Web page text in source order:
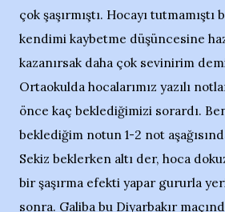
çok şaşırmıştı. Hocayı
kendimi kaybetme düşüncesine
kazanırsak daha çok sevinirim
Ortaokulda hocalarımız yazılı
önce kaç beklediğimizi sorardı.
beklediğim notun 1-2 not
Sekiz beklerken altı der, hoca
bir şaşırma efekti yapar gururla
sonra. Galiba bu Diyarbakır